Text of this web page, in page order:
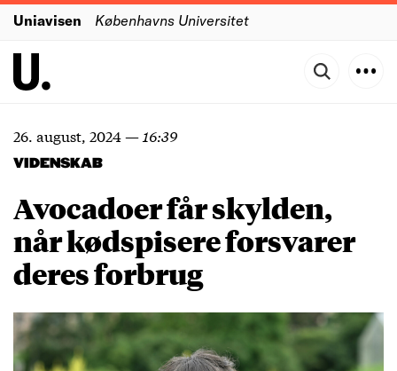
Uniavisen Københavns Universitet
26. august, 2024— 16:39
VIDENSKAB
Avocadoer får skylden,
når kødspisere forsvarer
deres forbrug